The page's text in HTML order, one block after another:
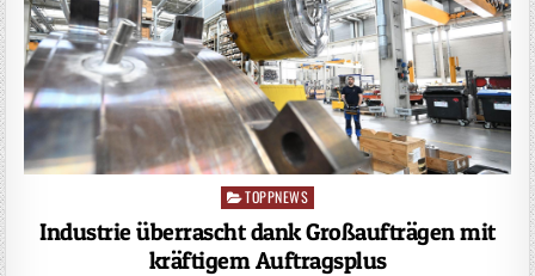
Posted
in
TOPPNEWS
Industrie überrascht dank Großaufträgen mit
kräftigem Auftragsplus